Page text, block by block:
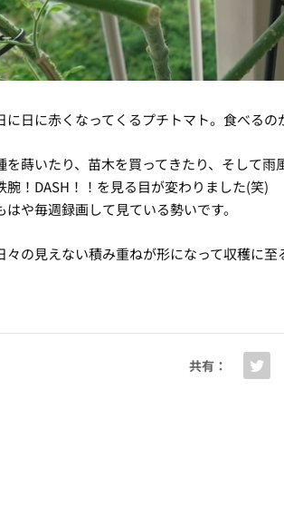
に日に赤くなってくるプチトマト。食べるの
を蒔いたり、苗木を買ってきたり、そして雨
腕！DASH！！を見る目が変わりました(笑)
はや毎週録画して見ている勢いです。
々の見えない積み重ねが形になって収穫に至
共有：